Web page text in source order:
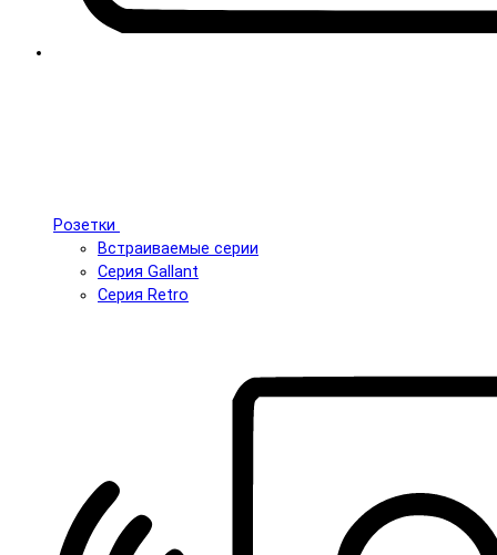
Розетки
Встраиваемые серии
Серия Gallant
Серия Retro